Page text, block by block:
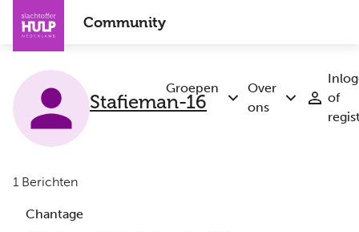
Overslaan
naar
inhoud
gaan
Community
Groepen
Submenu
Over
ons
Submenu
of
Stafieman-16
1 Berichten
Chantage